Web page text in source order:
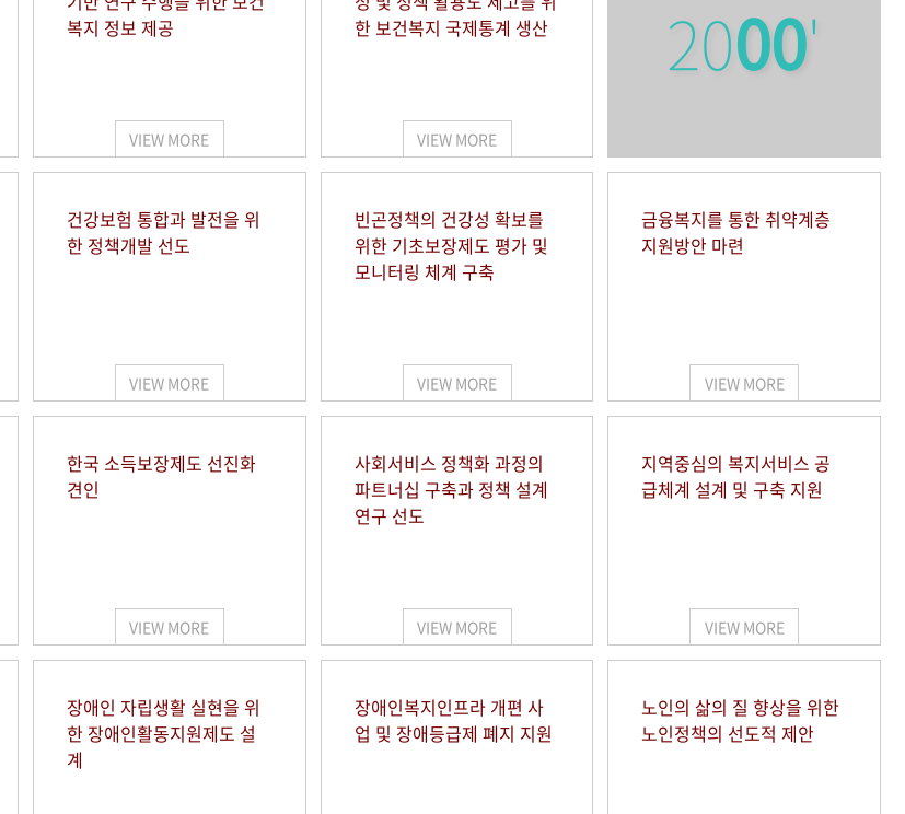
복지 정보 제공
VIEW MORE
한 보건복지 국제통계 생산
VIEW MORE
2000'
건강보험 통합과 발전을 위
한 정책개발 선도
VIEW MORE
빈곤정책의 건강성 확보를
위한 기초보장제도 평가 및
모니터링 체계 구축
VIEW MORE
금융복지를 통한 취약계층
지원방안 마련
VIEW MORE
한국 소득보장제도 선진화
견인
VIEW MORE
사회서비스 정책화 과정의
파트너십 구축과 정책 설계
연구 선도
VIEW MORE
지역중심의 복지서비스 공
급체계 설계 및 구축 지원
VIEW MORE
장애인 자립생활 실현을 위
한 장애인활동지원제도 설
계
장애인복지인프라 개편 사
업 및 장애등급제 폐지 지원
노인의 삶의 질 향상을 위한
노인정책의 선도적 제안